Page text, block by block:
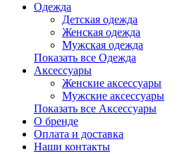
Одежда
Детская одежда
Женская одежда
Мужская одежда
Показать все Одежда
Аксессуары
Женские аксессуары
Мужские аксессуары
Показать все Аксессуары
О бренде
Оплата и доставка
Наши контакты